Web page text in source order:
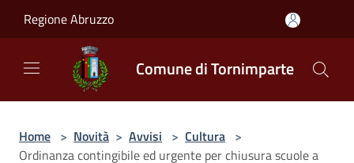
Regione Abruzzo
Comune di Tornimparte
Home > Novità > Avvisi > Cultura >
Ordinanza contingibile ed urgente per chiusura scuole a